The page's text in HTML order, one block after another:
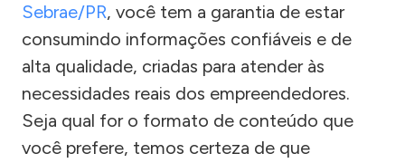
Sebrae/PR, você tem a garantia de estar
consumindo informações confiáveis e de
alta qualidade, criadas para atender às
necessidades reais dos empreendedores.
Seja qual for o formato de conteúdo que
você prefere, temos certeza de que